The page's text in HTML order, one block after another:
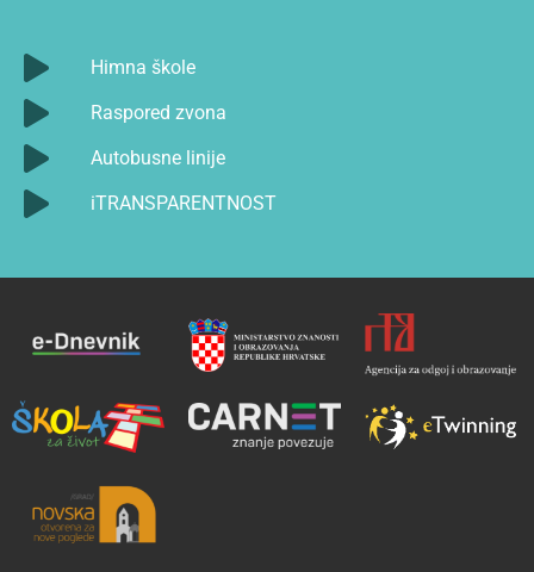
Himna škole
Raspored zvona
Autobusne linije
iTRANSPARENTNOST